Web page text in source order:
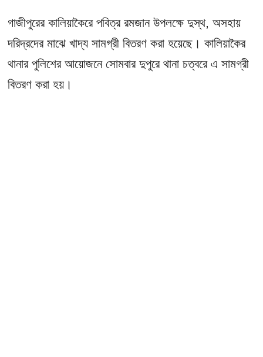
গাজীপুরের কালিয়াকৈরে পবিত্র রমজান উপলক্ষে দুস্থ, অসহায়
দরিদ্রদের মাঝে খাদ্য সামগ্রী বিতরণ করা হয়েছে। কালিয়াকৈর
থানার পুলিশের আয়োজনে সোমবার দুপুরে থানা চত্বরে এ সামগ্রী
বিতরণ করা হয়।